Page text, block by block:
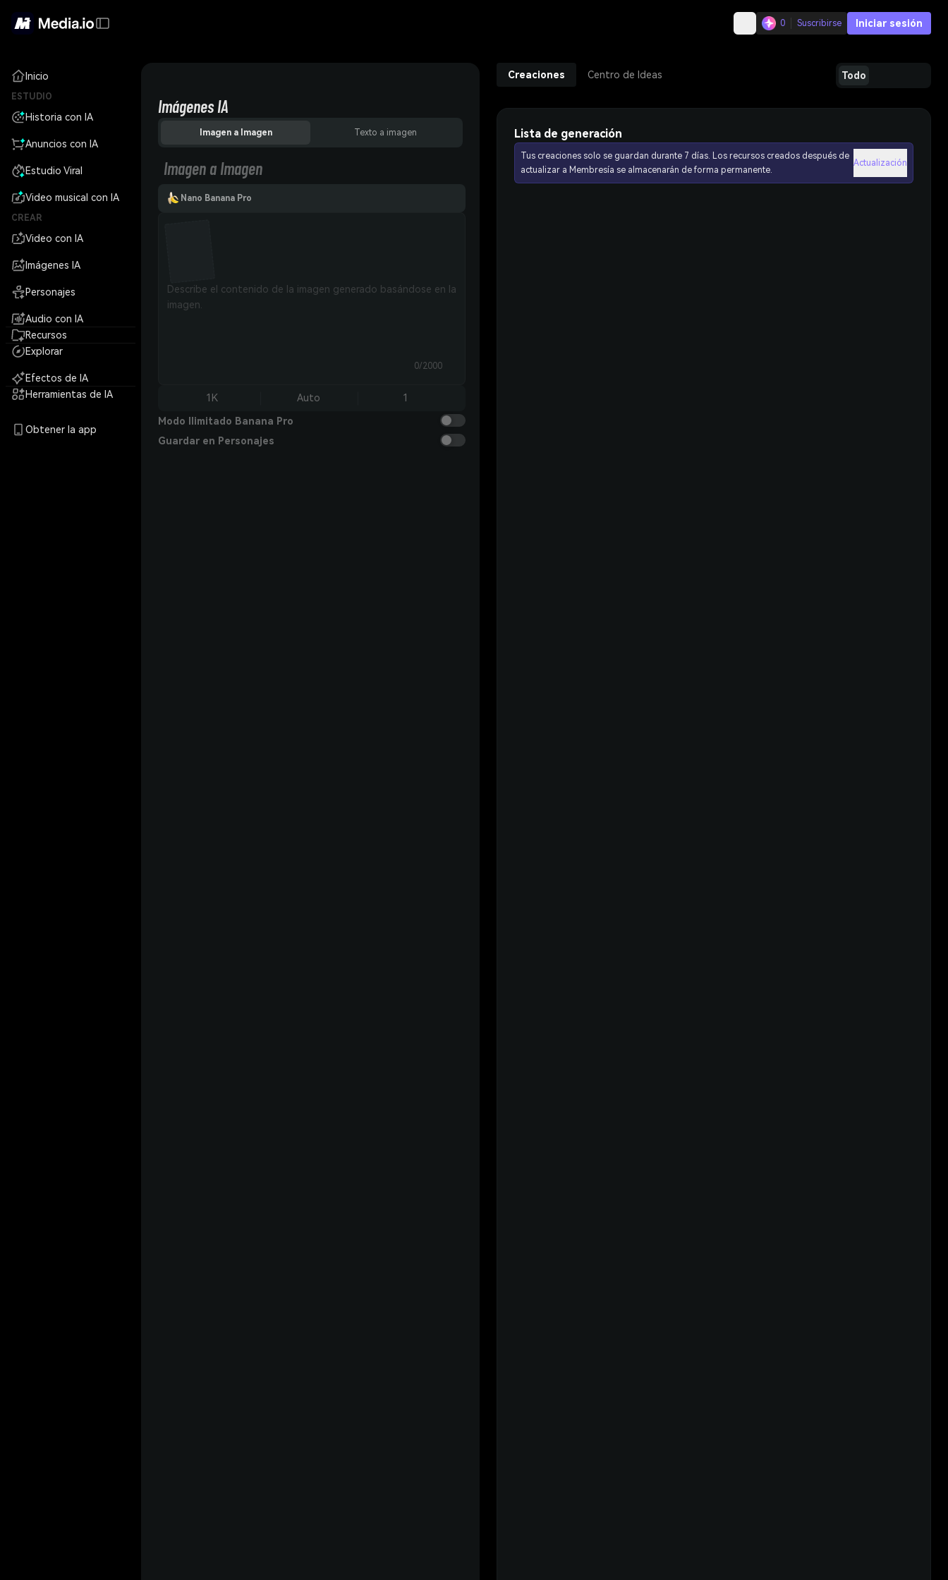
0 Suscribirse Iniciar sesión
Inicio
ESTUDIO
Historia con IA
Anuncios con IA
Estudio Viral
Video musical con IA
CREAR
Video con IA
Imágenes IA
Personajes
Audio con IA
Recursos
Explorar
Efectos de IA
Herramientas de IA
Obtener la app
Imágenes IA
Imagen a Imagen Texto a imagen
Imagen a Imagen
Nano Banana Pro
0/2000
1K Auto 1
Modo Ilimitado Banana Pro
Guardar en Personajes
Creaciones Centro de Ideas Todo
Lista de generación
Tus creaciones solo se guardan durante 7 días. Los recursos creados después de
actualizar a Membresía se almacenarán de forma permanente.
Actualización